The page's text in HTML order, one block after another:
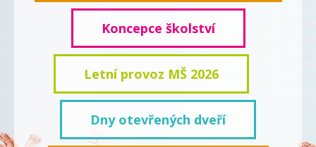
Koncepce školství
Letní provoz MŠ 2026
Dny otevřených dveří